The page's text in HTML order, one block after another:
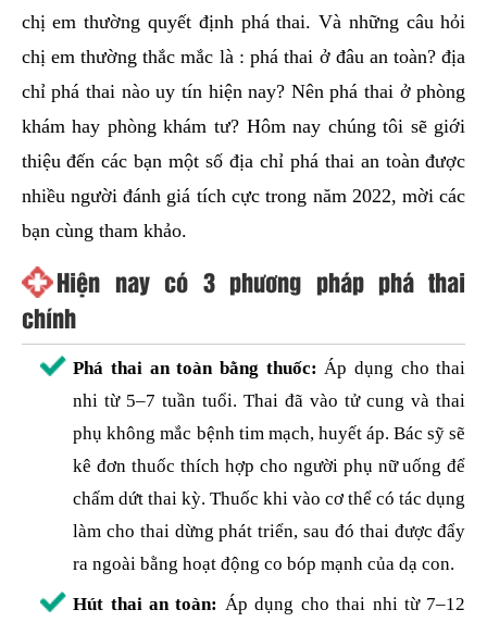
chị em thường quyết định phá thai. Và những câu hỏi
chị em thường thắc mắc là : phá thai ở đâu an toàn? địa
chỉ phá thai nào uy tín hiện nay? Nên phá thai ở phòng
khám hay phòng khám tư? Hôm nay chúng tôi sẽ giới
thiệu đến các bạn một số địa chỉ phá thai an toàn được
nhiều người đánh giá tích cực trong năm 2022, mời các
bạn cùng tham khảo.
Hiện nay có 3 phương pháp phá thai
chính
Phá thai an toàn bằng thuốc: Áp dụng cho thai
nhi từ 5–7 tuần tuổi. Thai đã vào tử cung và thai
phụ không mắc bệnh tim mạch, huyết áp. Bác sỹ sẽ
kê đơn thuốc thích hợp cho người phụ nữ uống để
chấm dứt thai kỳ. Thuốc khi vào cơ thể có tác dụng
làm cho thai dừng phát triển, sau đó thai được đẩy
ra ngoài bằng hoạt động co bóp mạnh của dạ con.
Hút thai an toàn: Áp dụng cho thai nhi từ 7–12